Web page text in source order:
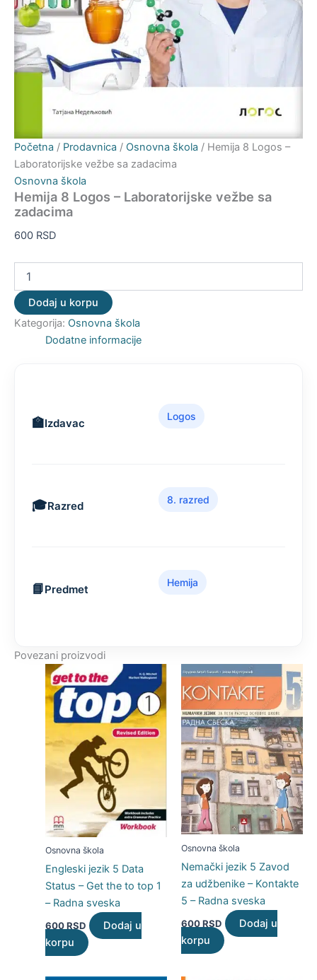
Početna / Prodavnica / Osnovna škola / Hemija 8 Logos –
Laboratorijske vežbe sa zadacima
Osnovna škola
Hemija 8 Logos – Laboratorijske vežbe sa
zadacima
600 RSD
Dodaj u korpu
Kategorija: Osnovna škola
Dodatne informacije
Izdavac
Logos
Razred
8. razred
Predmet
Hemija
Povezani proizvodi
Osnovna škola
Engleski jezik 5 Data
Status – Get the to top 1
– Radna sveska
600RSD
Dodaj u
korpu
Osnovna škola
Nemački jezik 5 Zavod
za udžbenike – Kontakte
5 – Radna sveska
600RSD
Dodaj u
korpu